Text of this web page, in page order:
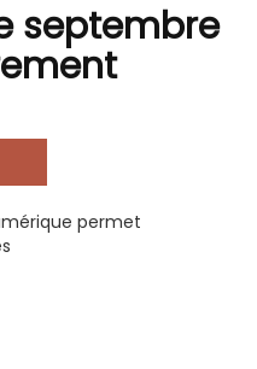
septembre
permet